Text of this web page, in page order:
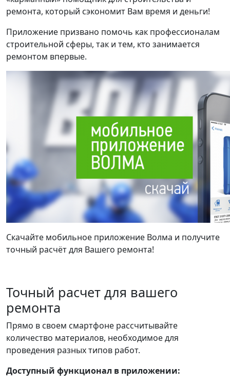
ремонта, который сэкономит Вам время и деньги!
Приложение призвано помочь как профессионалам
строительной сферы, так и тем, кто занимается
ремонтом впервые.
Скачайте мобильное приложение Волма и получите
точный расчёт для Вашего ремонта!
Точный расчет для вашего
ремонта
Прямо в своем смартфоне рассчитывайте
количество материалов, необходимое для
проведения разных типов работ.
Доступный функционал в приложении: